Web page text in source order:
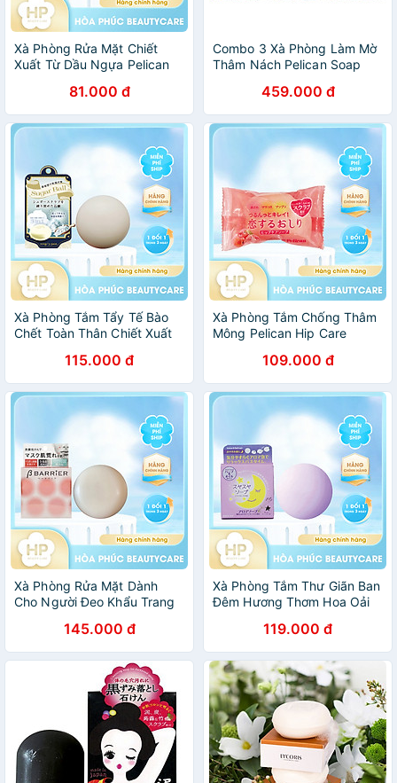
Xà Phòng Rửa Mặt Chiết
Xuất Từ Dầu Ngựa Pelican
81.000 đ
Combo 3 Xà Phòng Làm Mờ
Thâm Nách Pelican Soap
Kích Ứng459.000 đ
Xà Phòng Tắm Tẩy Tế Bào
Chết Toàn Thân Chiết Xuất
115.000 đ
Xà Phòng Tắm Chống Thâm
Mông Pelican Hip Care
Chết (80G)109.000 đ
Xà Phòng Rửa Mặt Dành
Cho Người Đeo Khẩu Trang
145.000 đ
Xà Phòng Tắm Thư Giãn Ban
Đêm Hương Thơm Hoa Oải
Night Aroma Soap 100 G
119.000 đ